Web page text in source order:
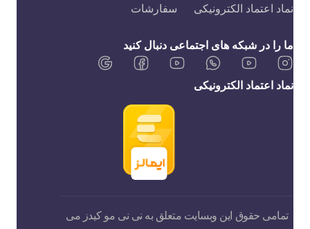
نماد اعتماد الکترونیکی
سفارشات
ما را در شبکه های اجتماعی دنبال کنید
نماد اعتماد الکترونیکی
تمامی حقوق این وبسایت متعلق به نی نی مو کیدز می